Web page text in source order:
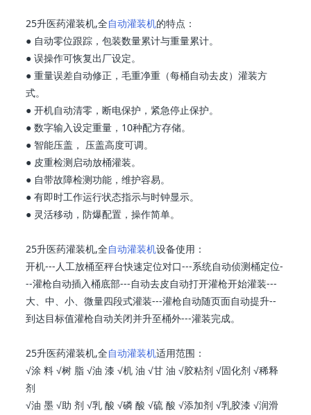
25升医药灌装机,全自动灌装机的特点：
● 自动零位跟踪，包装数量累计与重量累计。
● 误操作可恢复出厂设定。
● 重量误差自动修正，毛重净重（每桶自动去皮）灌装方
式。
● 开机自动清零，断电保护，紧急停止保护。
● 数字输入设定重量，10种配方存储。
● 智能压盖， 压盖高度可调。
● 皮重检测启动放桶灌装。
● 自带故障检测功能，维护容易。
● 有即时工作运行状态指示与时钟显示。
● 灵活移动，防爆配置，操作简单。
25升医药灌装机,全自动灌装机设备使用：
开机---人工放桶至秤台快速定位对口---系统自动侦测桶定位-
--灌枪自动插入桶底部---自动去皮自动打开灌枪开始灌装---
大、中、小、微量四段式灌装---灌枪自动随页面自动提升--
到达目标值灌枪自动关闭并升至桶外---灌装完成。
25升医药灌装机,全自动灌装机适用范围：
√涂 料 √树 脂 √油 漆 √机 油 √甘 油 √胶粘剂 √固化剂 √稀释
剂
√油 墨 √助 剂 √乳 酸 √磷 酸 √硫 酸 √添加剂 √乳胶漆 √润滑